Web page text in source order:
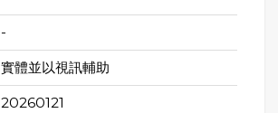
-
實體並以視訊輔助
20260121